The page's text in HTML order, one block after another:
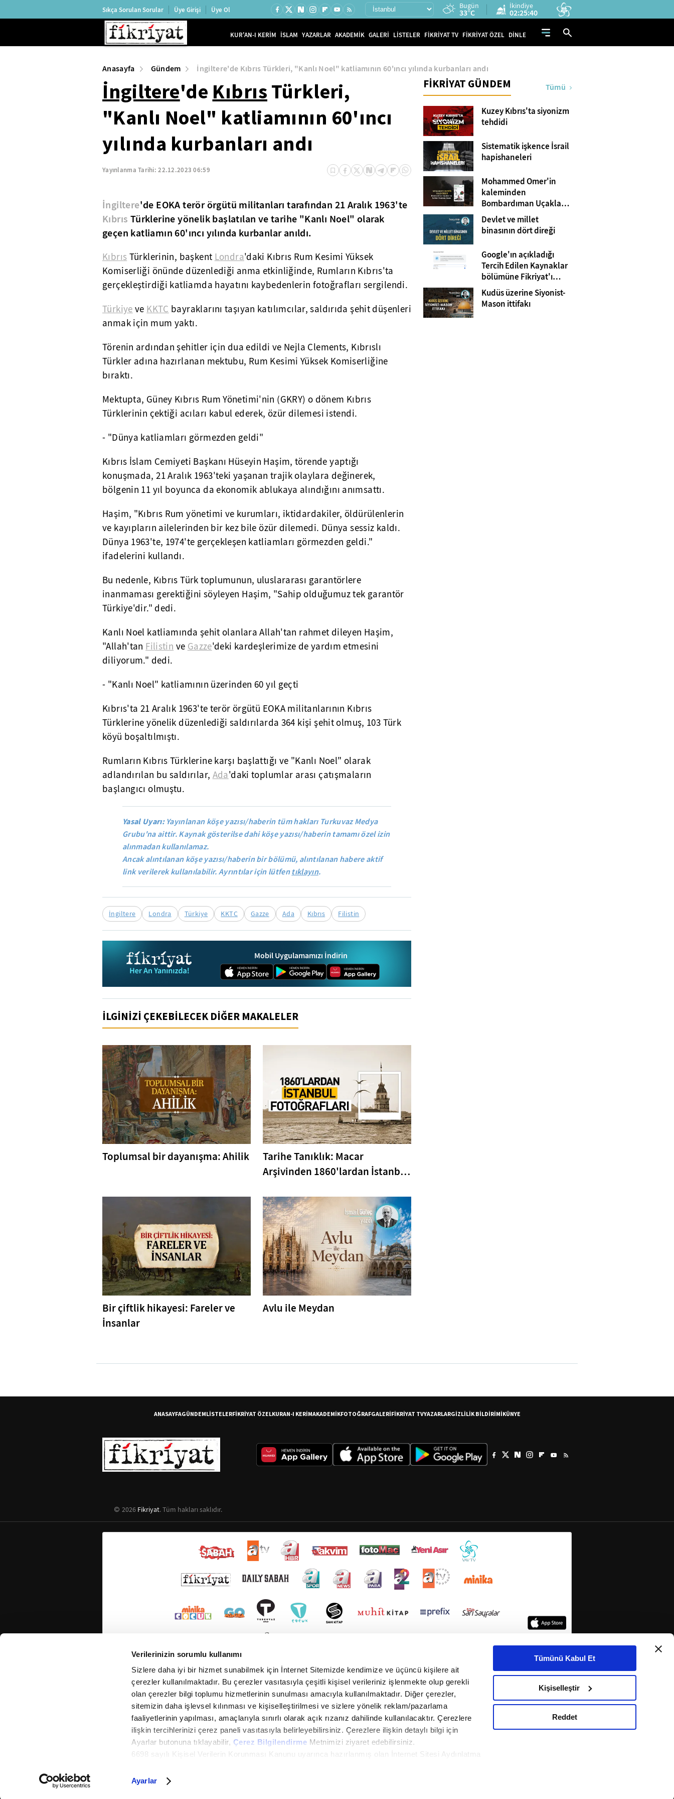
Verilerinizin sorumlu kullanımı
Sizlere daha iyi bir hizmet sunabilmek için İnternet Sitemizde kendimize ve üçüncü kişilere ait
çerezler kullanılmaktadır. Bu çerezler vasıtasıyla çeşitli kişisel verileriniz işlenmekte olup gerekli
olan çerezler bilgi toplumu hizmetlerinin sunulması amacıyla kullanılmaktadır. Diğer çerezler,
sitemizin daha işlevsel kılınması ve kişiselleştirilmesi ve sizlere yönelik reklam/pazarlama
faaliyetlerinin yapılması, amaçlarıyla sınırlı olarak açık rızanız dahilinde kullanılacaktır. Çerezlere
ilişkin tercihlerinizi çerez paneli vasıtasıyla belirleyebilirsiniz. Çerezlere ilişkin detaylı bilgi için
Ayarlar butonuna tıklayabilir, Çerez Bilgilendirme Metnimizi ziyaret edebilirsiniz.
6698 sayılı Kişisel Verilerin Korunması Kanunu uyarınca hazırlanmış olan İnternet Sitesi Aydınlatma
daha detaylı bilgi almak için lütfen
Ayarlar
Tümünü Kabul Et
Kişiselleştir
Reddet
Sıkça Sorulan Sorular Üye Girişi Üye Ol Bugün
33°C
İkindiye
02:25:39
KUR'AN-I KERİM İSLAM YAZARLAR AKADEMİK GALERİ LİSTELER FİKRİYAT TV FİKRİYAT ÖZEL DİNLE
Anasayfa Gündem İngiltere'de Kıbrıs Türkleri, "Kanlı Noel" katliamının 60'ıncı yılında kurbanları andı
İngiltere'de Kıbrıs Türkleri,
"Kanlı Noel" katliamının 60'ıncı
yılında kurbanları andı
Yayınlanma Tarihi:22.12.2023 06:59
İngiltere'de EOKA terör örgütü militanları tarafından 21 Aralık 1963'te
Kıbrıs Türklerine yönelik başlatılan ve tarihe "Kanlı Noel" olarak
geçen katliamın 60'ıncı yılında kurbanlar anıldı.
Kıbrıs Türklerinin, başkent Londra'daki Kıbrıs Rum Kesimi Yüksek
Komiserliği önünde düzenlediği anma etkinliğinde, Rumların Kıbrıs'ta
gerçekleştirdiği katliamda hayatını kaybedenlerin fotoğrafları sergilendi.
Türkiye ve KKTC bayraklarını taşıyan katılımcılar, saldırıda şehit düşenleri
anmak için mum yaktı.
Törenin ardından şehitler için dua edildi ve Nejla Clements, Kıbrıslı
Türkler adına hazırlanan mektubu, Rum Kesimi Yüksek Komiserliğine
bıraktı.
Mektupta, Güney Kıbrıs Rum Yönetimi'nin (GKRY) o dönem Kıbrıs
Türklerinin çektiği acıları kabul ederek, özür dilemesi istendi.
- "Dünya katliamları görmezden geldi"
Kıbrıs İslam Cemiyeti Başkanı Hüseyin Haşim, törende yaptığı
konuşmada, 21 Aralık 1963'teki yaşanan trajik olaylara değinerek,
bölgenin 11 yıl boyunca da ekonomik ablukaya alındığını anımsattı.
Haşim, "Kıbrıs Rum yönetimi ve kurumları, iktidardakiler, öldürülenlerin
ve kayıpların ailelerinden bir kez bile özür dilemedi. Dünya sessiz kaldı.
Dünya 1963'te, 1974'te gerçekleşen katliamları görmezden geldi."
ifadelerini kullandı.
Bu nedenle, Kıbrıs Türk toplumunun, uluslararası garantörlere
inanmaması gerektiğini söyleyen Haşim, "Sahip olduğumuz tek garantör
Türkiye'dir." dedi.
Kanlı Noel katliamında şehit olanlara Allah'tan rahmet dileyen Haşim,
"Allah'tan Filistin ve Gazze'deki kardeşlerimize de yardım etmesini
diliyorum." dedi.
- "Kanlı Noel" katliamının üzerinden 60 yıl geçti
Kıbrıs'ta 21 Aralık 1963'te terör örgütü EOKA militanlarının Kıbrıs
Türklerine yönelik düzenlediği saldırılarda 364 kişi şehit olmuş, 103 Türk
köyü boşaltılmıştı.
Rumların Kıbrıs Türklerine karşı başlattığı ve "Kanlı Noel" olarak
adlandırılan bu saldırılar, Ada'daki toplumlar arası çatışmaların
başlangıcı olmuştu.
Yasal Uyarı:Yayınlanan köşe yazısı/haberin tüm hakları Turkuvaz Medya
Grubu'na aittir. Kaynak gösterilse dahi köşe yazısı/haberin tamamı özel izin
alınmadan kullanılamaz.
Ancak alıntılanan köşe yazısı/haberin bir bölümü, alıntılanan habere aktif
link verilerek kullanılabilir. Ayrıntılar için lütfentıklayın.
İngiltere Londra Türkiye KKTC Gazze Ada Kıbrıs Filistin
Mobil Uygulamamızı İndirin
İLGİNİZİ ÇEKEBİLECEK DİĞER MAKALELER
Toplumsal bir dayanışma: Ahilik
Tarihe Tanıklık: Macar
Arşivinden 1860'lardan İstanbul
Bir çiftlik hikayesi: Fareler ve
İnsanlar
Avlu ile Meydan
FİKRİYAT GÜNDEM Tümü
Kuzey Kıbrıs'ta siyonizm
tehdidi
Sistematik işkence İsrail
hapishaneleri
Mohammed Omer'in
kaleminden
Bombardıman Uçakları
ve Tanklar Arasında
Gazze
Devlet ve millet
binasının dört direği
Google'ın açıkladığı
Tercih Edilen Kaynaklar
bölümüne Fikriyat'ı
eklemeyi unutmayın!
Kudüs üzerine Siyonist-
Mason ittifakı
ANASAYFAGÜNDEMLİSTELERFİKRİYAT ÖZELKURAN-I KERİMAKADEMİKFOTOĞRAFGALERİFİKRİYAT TVYAZARLARGİZLİLİK BİLDİRİMİKÜNYE
2026 Fikriyat. Tüm hakları saklıdır.